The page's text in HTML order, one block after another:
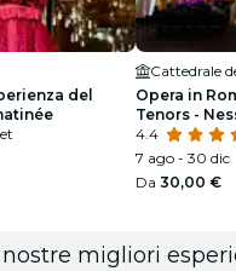
del
Cattedrale
Opera in
Tenors -
Cattedrale
4.4
7 ago - 30 dic
Da 30,00 €
migliori